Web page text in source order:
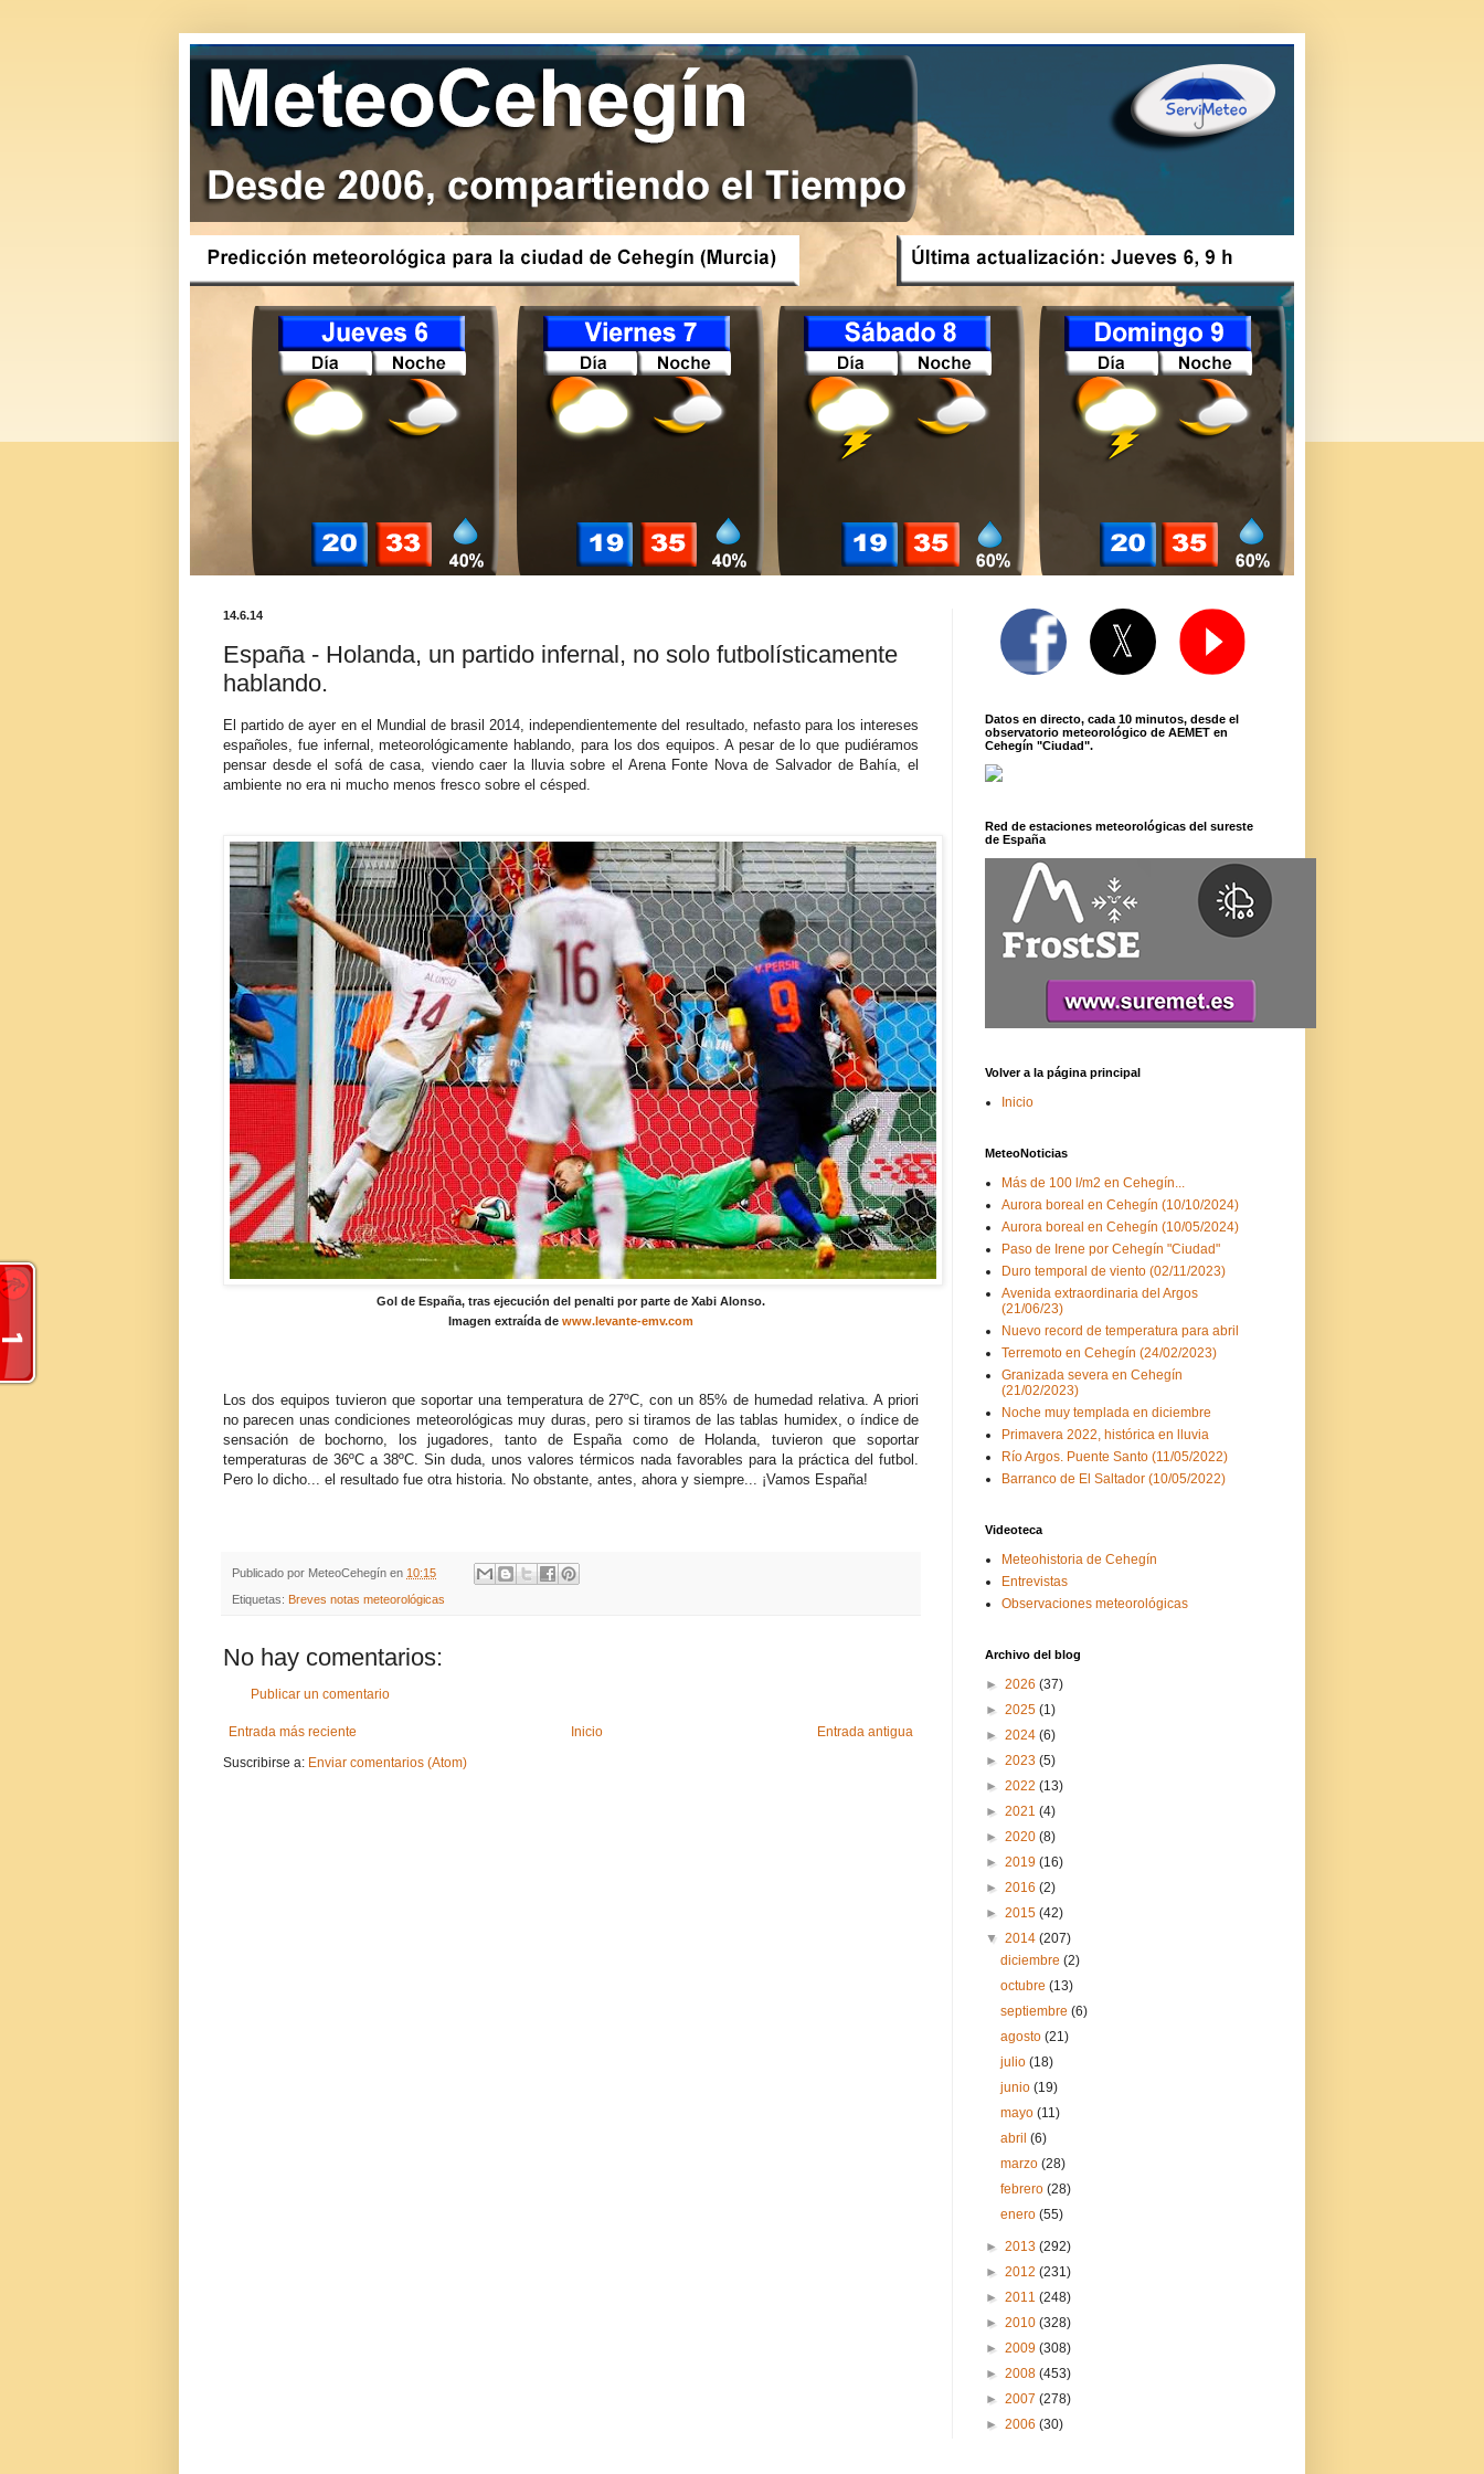
14.6.14
España - Holanda, un partido infernal, no solo futbolísticamente
hablando.
El partido de ayer en el Mundial de brasil 2014, independientemente del resultado, nefasto para los intereses
españoles, fue infernal, meteorológicamente hablando, para los dos equipos. A pesar de lo que pudiéramos
pensar desde el sofá de casa, viendo caer la lluvia sobre el Arena Fonte Nova de Salvador de Bahía, el
ambiente no era ni mucho menos fresco sobre el césped.
Gol de España, tras ejecución del penalti por parte de Xabi Alonso.
Imagen extraída de www.levante-emv.com
Los dos equipos tuvieron que soportar una temperatura de 27ºC, con un 85% de humedad relativa. A priori
no parecen unas condiciones meteorológicas muy duras, pero si tiramos de las tablas humidex, o índice de
sensación de bochorno, los jugadores, tanto de España como de Holanda, tuvieron que soportar
temperaturas de 36ºC a 38ºC. Sin duda, unos valores térmicos nada favorables para la práctica del futbol.
Pero lo dicho... el resultado fue otra historia. No obstante, antes, ahora y siempre... ¡Vamos España!
Publicado por MeteoCehegín en 10:15
Etiquetas: Breves notas meteorológicas
No hay comentarios:
Publicar un comentario
Entrada más reciente Entrada antigua
Inicio
Suscribirse a: Enviar comentarios (Atom)
Datos en directo, cada 10 minutos, desde el
observatorio meteorológico de AEMET en
Cehegín "Ciudad".
Red de estaciones meteorológicas del sureste
de España
Volver a la página principal
Inicio
MeteoNoticias
Más de 100 l/m2 en Cehegín...
Aurora boreal en Cehegín (10/10/2024)
Aurora boreal en Cehegín (10/05/2024)
Paso de Irene por Cehegín "Ciudad"
Duro temporal de viento (02/11/2023)
Avenida extraordinaria del Argos
(21/06/23)
Nuevo record de temperatura para abril
Terremoto en Cehegín (24/02/2023)
Granizada severa en Cehegín
(21/02/2023)
Noche muy templada en diciembre
Primavera 2022, histórica en lluvia
Río Argos. Puente Santo (11/05/2022)
Barranco de El Saltador (10/05/2022)
Videoteca
Meteohistoria de Cehegín
Entrevistas
Observaciones meteorológicas
Archivo del blog
► 2026 (37)
► 2025 (1)
► 2024 (6)
► 2023 (5)
► 2022 (13)
► 2021 (4)
► 2020 (8)
► 2019 (16)
► 2016 (2)
► 2015 (42)
▼ 2014 (207)
diciembre(2)
octubre(13)
septiembre(6)
agosto(21)
julio(18)
junio(19)
mayo(11)
abril(6)
marzo(28)
febrero(28)
enero(55)
► 2013 (292)
► 2012 (231)
► 2011 (248)
► 2010 (328)
► 2009 (308)
► 2008 (453)
► 2007 (278)
► 2006 (30)